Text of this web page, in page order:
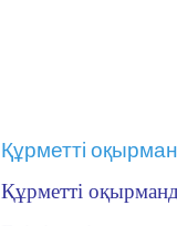
Құрметті
Құрметті